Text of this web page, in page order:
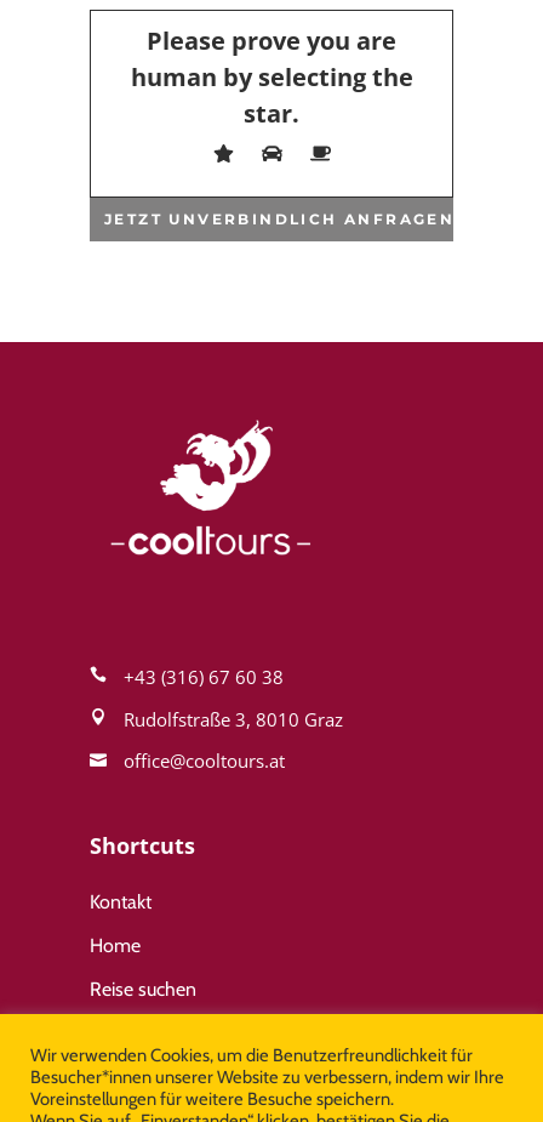
Please prove you are
human by selecting the
star.
+43 (316) 67 60 38
Rudolfstraße 3, 8010 Graz
office@cool­tours.at
Shortcuts
Kontakt
Home
Reise suchen
Wichtige Links
Wir verwenden Cookies, um die Benutzerfreundlichkeit für
Besucher*innen unserer Website zu verbessern, indem wir Ihre
Voreinstellungen für weitere Besuche speichern.